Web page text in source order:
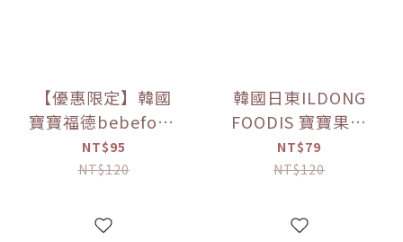
【優惠限定】韓國
寶寶福德bebefood
接骨木莓果汁
(80ml)
NT$95
NT$120
韓國日東ILDONG
FOODIS 寶寶果汁
桔梗梨/蘋果黑棗
(100ml) 【優惠限
NT$79
NT$120